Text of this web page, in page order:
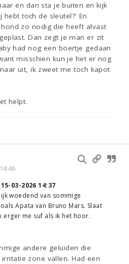
en dan sta je buiten en kijk
toch de sleutel?' En
zo nodig die heeft alvast
Dan zegt je man er zit
had nog een boertje gedaan
misschien kun je het er nog
uit, ik zweet me toch kapot
helpt.
15-03-2026 14:37
woedend van sommige
Apata van Bruno Mars. Slaat
erger me suf als ik het hoor.
andere geluiden die
zone vallen. Had een